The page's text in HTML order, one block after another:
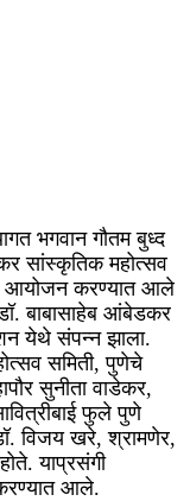
भगवान गौतम बुध्द
सांस्कृतिक महोत्सव
आयोजन करण्यात आले
बाबासाहेब आंबेडकर
येथे संपन्न झाला.
समिती, पुणेचे
सुनीता वाडेकर,
फुले पुणे
डॉ. विजय खरे, श्रामणेर,
याप्रसंगी
आले.